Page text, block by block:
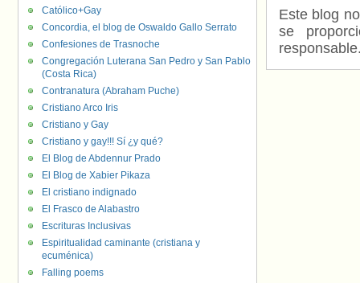
Este blog
se
Católico+Gay
Concordia, el blog de Oswaldo Gallo Serrato
Confesiones de Trasnoche
Congregación Luterana San Pedro y San Pablo
(Costa Rica)
Contranatura (Abraham Puche)
Cristiano Arco Iris
Cristiano y Gay
Cristiano y gay!!! Sí ¿y qué?
El Blog de Abdennur Prado
El Blog de Xabier Pikaza
El cristiano indignado
El Frasco de Alabastro
Escrituras Inclusivas
Espiritualidad caminante (cristiana y
ecuménica)
Falling poems